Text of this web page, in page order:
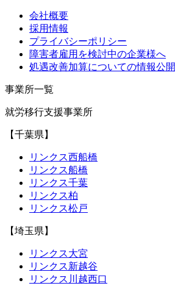
会社概要
採用情報
プライバシーポリシー
障害者雇用を検討中の企業様へ
処遇改善加算についての情報公開
事業所一覧
就労移行支援事業所
【千葉県】
リンクス西船橋
リンクス船橋
リンクス千葉
リンクス柏
リンクス松戸
【埼玉県】
リンクス大宮
リンクス新越谷
リンクス川越西口